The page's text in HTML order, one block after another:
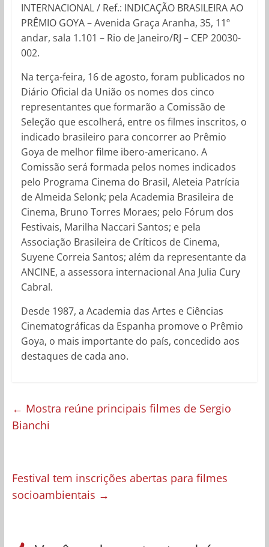
INTERNACIONAL / Ref.: INDICAÇÃO BRASILEIRA AO
PRÊMIO GOYA – Avenida Graça Aranha, 35, 11º
andar, sala 1.101 – Rio de Janeiro/RJ – CEP 20030-
002.
Na terça-feira, 16 de agosto, foram publicados no
Diário Oficial da União os nomes dos cinco
representantes que formarão a Comissão de
Seleção que escolherá, entre os filmes inscritos, o
indicado brasileiro para concorrer ao Prêmio
Goya de melhor filme ibero-americano. A
Comissão será formada pelos nomes indicados
pelo Programa Cinema do Brasil, Aleteia Patrícia
de Almeida Selonk; pela Academia Brasileira de
Cinema, Bruno Torres Moraes; pelo Fórum dos
Festivais, Marilha Naccari Santos; e pela
Associação Brasileira de Críticos de Cinema,
Suyene Correia Santos; além da representante da
ANCINE, a assessora internacional Ana Julia Cury
Cabral.
Desde 1987, a Academia das Artes e Ciências
Cinematográficas da Espanha promove o Prêmio
Goya, o mais importante do país, concedido aos
destaques de cada ano.
← Mostra reúne principais filmes de Sergio
Bianchi
Festival tem inscrições abertas para filmes
socioambientais →